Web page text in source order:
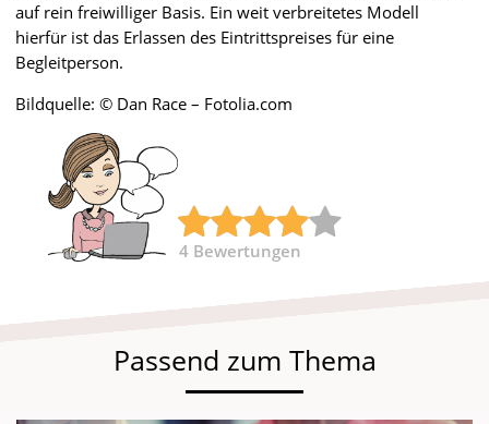
auf rein freiwilliger Basis. Ein weit verbreitetes Modell
hierfür ist das Erlassen des Eintrittspreises für eine
Begleitperson.
Bildquelle: © Dan Race – Fotolia.com
4 Bewertungen
Passend zum Thema